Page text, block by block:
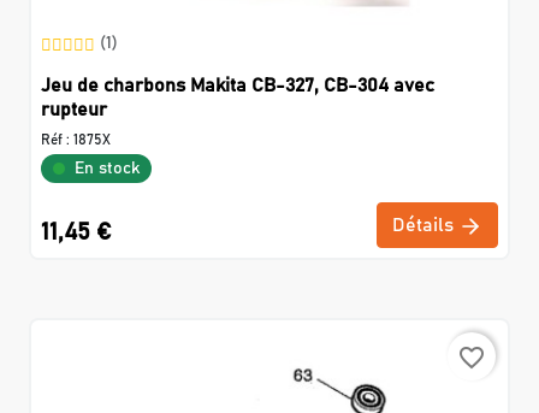
(1)
Jeu de charbons Makita CB-327, CB-304 avec
rupteur
Réf : 1875X
En stock
11,45 € Détails
favorite_border